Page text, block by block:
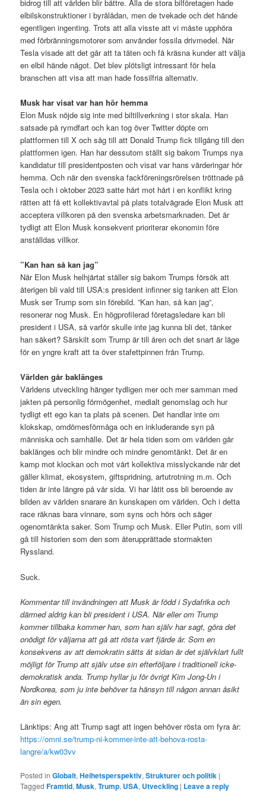
bidrog till att världen blir bättre. Alla de stora bilföretagen hade
elbilskonstruktioner i byrålådan, men de tvekade och det hände
egentligen ingenting. Trots att alla visste att vi måste upphöra
med förbränningsmotorer som använder fossila drivmedel. När
Tesla visade att det går att ta täten och få kräsna kunder att välja
en elbil hände något. Det blev plötsligt intressant för hela
branschen att visa att man hade fossilfria alternativ.
Musk har visat var han hör hemma
Elon Musk nöjde sig inte med biltillverkning i stor skala. Han
satsade på rymdfart och kan tog över Twitter döpte om
plattformen till X och såg till att Donald Trump fick tillgång till den
plattformen igen. Han har dessutom ställt sig bakom Trumps nya
kandidatur till presidentposten och visat var hans värderingar hör
hemma. Och när den svenska fackföreningsrörelsen tröttnade på
Tesla och i oktober 2023 satte hårt mot hårt i en konflikt kring
rätten att få ett kollektivavtal på plats totalvägrade Elon Musk att
acceptera villkoren på den svenska arbetsmarknaden. Det är
tydligt att Elon Musk konsekvent prioriterar ekonomin före
anställdas villkor.
”Kan han så kan jag”
När Elon Musk helhjärtat ställer sig bakom Trumps försök att
återigen bli vald till USA:s president infinner sig tanken att Elon
Musk ser Trump som sin förebild. ”Kan han, så kan jag”,
resonerar nog Musk. En högprofilerad företagsledare kan bli
president i USA, så varför skulle inte jag kunna bli det, tänker
han säkert? Särskilt som Trump är till åren och det snart är läge
för en yngre kraft att ta över stafettpinnen från Trump.
Världen går baklänges
Världens utveckling hänger tydligen mer och mer samman med
jakten på personlig förmögenhet, medialt genomslag och hur
tydligt ett ego kan ta plats på scenen. Det handlar inte om
klokskap, omdömesförmåga och en inkluderande syn på
människa och samhälle. Det är hela tiden som om världen går
baklänges och blir mindre och mindre genomtänkt. Det är en
kamp mot klockan och mot vårt kollektiva misslyckande när det
gäller klimat, ekosystem, giftspridning, artutrotning m.m. Och
tiden är inte längre på vår sida. Vi har låtit oss bli beroende av
bilden av världen snarare än kunskapen om världen. Och i detta
race räknas bara vinnare, som syns och hörs och säger
ogenomtänkta saker. Som Trump och Musk. Eller Putin, som vill
gå till historien som den som återupprättade stormakten
Ryssland.
Suck.
Kommentar till invändningen att Musk är född i Sydafrika och
därmed aldrig kan bli president i USA. När eller om Trump
kommer tillbaka kommer han, som han själv har sagt, göra det
onödigt för väljarna att gå att rösta vart fjärde år. Som en
konsekvens av att demokratin sätts åt sidan är det självklart fullt
möjligt för Trump att själv utse sin efterföljare i traditionell icke-
demokratisk anda. Trump hyllar ju för övrigt Kim Jong-Un i
Nordkorea, som ju inte behöver ta hänsyn till någon annan åsikt
än sin egen.
Länktips: Ang att Trump sagt att ingen behöver rösta om fyra år:
https://omni.se/trump-ni-kommer-inte-att-behova-rosta-
langre/a/kw03vv
Posted in Globalt,Helhetsperspektiv,Strukturer och politik |
Tagged Framtid,Musk,Trump, USA, Utveckling | Leave a reply